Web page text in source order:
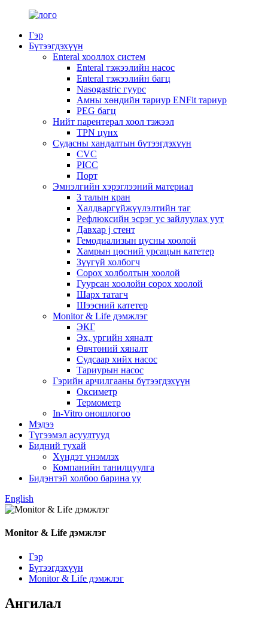
Гэр
Бүтээгдэхүүн
Enteral хооллох систем
Enteral тэжээлийн насос
Enteral тэжээлийн багц
Nasogastric гуурс
Амны хөндийн тариур ENFit тариур
PEG багц
Нийт парентерал хоол тэжээл
TPN цүнх
Судасны хандалтын бүтээгдэхүүн
CVC
PICC
Порт
Эмнэлгийн хэрэглээний материал
3 талын кран
Халдваргүйжүүлэлтийн таг
Рефлюксийн эсрэг ус зайлуулах уут
Давхар j стент
Гемодиализын цусны хоолой
Хамрын цөсний урсацын катетер
Зүүгүй холбогч
Сорох холболтын хоолой
Гуурсан хоолойн сорох хоолой
Шарх татагч
Шээсний катетер
Monitor & Life дэмжлэг
ЭКГ
Эх, ургийн хяналт
Өвчтөний хяналт
Судсаар хийх насос
Тариурын насос
Гэрийн арчилгааны бүтээгдэхүүн
Оксиметр
Термометр
In-Vitro оношлогоо
Мэдээ
Түгээмэл асуултууд
Бидний тухай
Хүндэт үнэмлэх
Компанийн танилцуулга
Бидэнтэй холбоо барина уу
English
Monitor & Life дэмжлэг
Гэр
Бүтээгдэхүүн
Monitor & Life дэмжлэг
Ангилал